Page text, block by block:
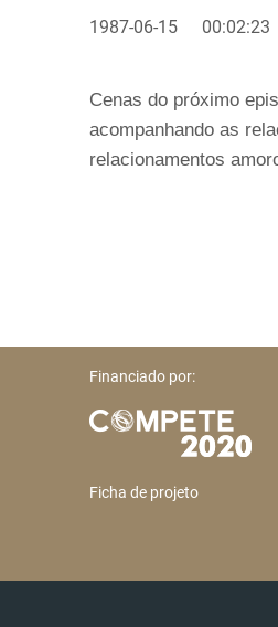
1987-06-15 00:02:23
Cenas do próximo
acompanhando as
relacionamentos
Financiado por:
Ficha de projeto